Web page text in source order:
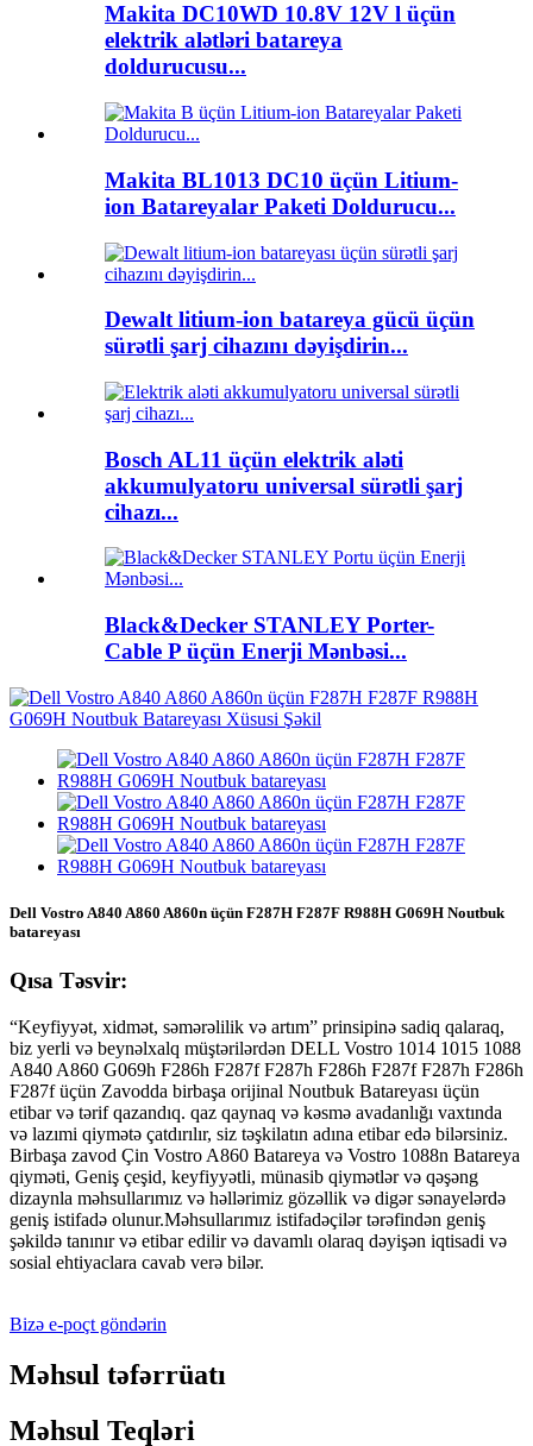
Makita DC10WD 10.8V 12V l üçün
elektrik alətləri batareya
doldurucusu...
Makita BL1013 DC10 üçün Litium-
ion Batareyalar Paketi Doldurucu...
Dewalt litium-ion batareya gücü üçün
sürətli şarj cihazını dəyişdirin...
Bosch AL11 üçün elektrik aləti
akkumulyatoru universal sürətli şarj
cihazı...
Black&Decker STANLEY Porter-
Cable P üçün Enerji Mənbəsi...
Dell Vostro A840 A860 A860n üçün F287H F287F R988H G069H Noutbuk
batareyası
Qısa Təsvir:
“Keyfiyyət, xidmət, səmərəlilik və artım” prinsipinə sadiq qalaraq,
biz yerli və beynəlxalq müştərilərdən DELL Vostro 1014 1015 1088
A840 A860 G069h F286h F287f F287h F286h F287f F287h F286h
F287f üçün Zavodda birbaşa orijinal Noutbuk Batareyası üçün
etibar və tərif qazandıq. qaz qaynaq və kəsmə avadanlığı vaxtında
və lazımi qiymətə çatdırılır, siz təşkilatın adına etibar edə bilərsiniz.
Birbaşa zavod Çin Vostro A860 Batareya və Vostro 1088n Batareya
qiyməti, Geniş çeşid, keyfiyyətli, münasib qiymətlər və qəşəng
dizaynla məhsullarımız və həllərimiz gözəllik və digər sənayelərdə
geniş istifadə olunur.Məhsullarımız istifadəçilər tərəfindən geniş
şəkildə tanınır və etibar edilir və davamlı olaraq dəyişən iqtisadi və
sosial ehtiyaclara cavab verə bilər.
Bizə e-poçt göndərin
Məhsul təfərrüatı
Məhsul Teqləri